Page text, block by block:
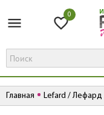
0
Главная Lefard / Лефард